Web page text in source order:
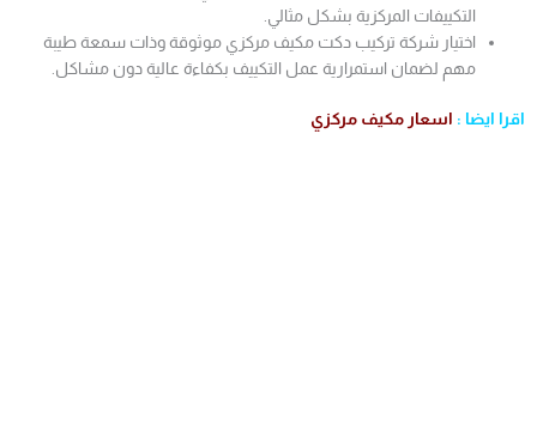
التكييفات المركزية بشكل مثالي.
اختيار شركة تركيب دكت مكيف مركزي موثوقة وذات سمعة طيبة
مهم لضمان استمرارية عمل التكييف بكفاءة عالية دون مشاكل.
اقرا ايضا : اسعار مكيف مركزي